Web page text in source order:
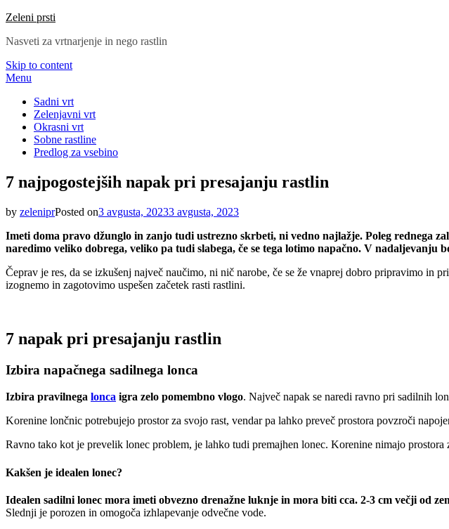
Zeleni prsti
Nasveti za vrtnarjenje in nego rastlin
Skip to content
Menu
Sadni vrt
Zelenjavni vrt
Okrasni vrt
Sobne rastline
Predlog za vsebino
7 najpogostejših napak pri presajanju rastlin
by zeleniprPosted on3 avgusta, 20233 avgusta, 2023
Imeti doma pravo džunglo in zanjo tudi ustrezno skrbeti, ni vedno najlažje. Poleg rednega
naredimo veliko dobrega, veliko pa tudi slabega, če se tega lotimo napačno. V
Čeprav je res, da se izkušenj največ naučimo, ni nič narobe, če se že vnaprej dobro pripravimo in
izognemo in zagotovimo uspešen začetek rasti rastlini.
7 napak pri presajanju rastlin
Izbira napačnega sadilnega lonca
Izbira pravilnega lonca igra zelo pomembno vlogo. Največ napak se naredi ravno pri sadilnih
Korenine lončnic potrebujejo prostor za svojo rast, vendar pa lahko preveč prostora povzroči
Ravno tako kot je prevelik lonec problem, je lahko tudi premajhen lonec. Korenine nimajo prostora
Kakšen je idealen lonec?
Idealen sadilni lonec mora imeti obvezno drenažne luknje in mora biti cca. 2-3 cm večji od
Slednji je porozen in omogoča izhlapevanje odvečne vode.